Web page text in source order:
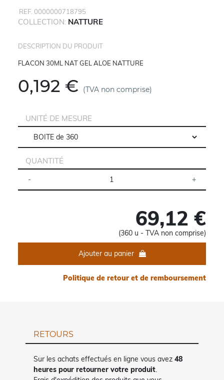
REF. 0000000718795
COLLECTION: NATTURE
DESCRIPTION DU PRODUIT
FLACON 30ML NAT GEL ALOE NATTURE
0,192 € (TVA non comprise)
UNITÉ DE MESURE
QUANTITÉ
69,12 €
(360 u - TVA non comprise)
Ajouter au panier
Politique de retour et de remboursement
RETOURS
Sur les achats effectués en ligne vous avez48
heures pour retourner votre produit.